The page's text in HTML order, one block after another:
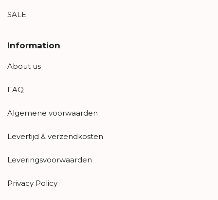
SALE
Information
About us
FAQ
Algemene voorwaarden
Levertijd & verzendkosten
Leveringsvoorwaarden
Privacy Policy